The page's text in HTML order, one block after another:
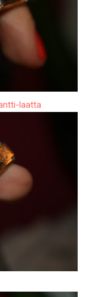
laatta